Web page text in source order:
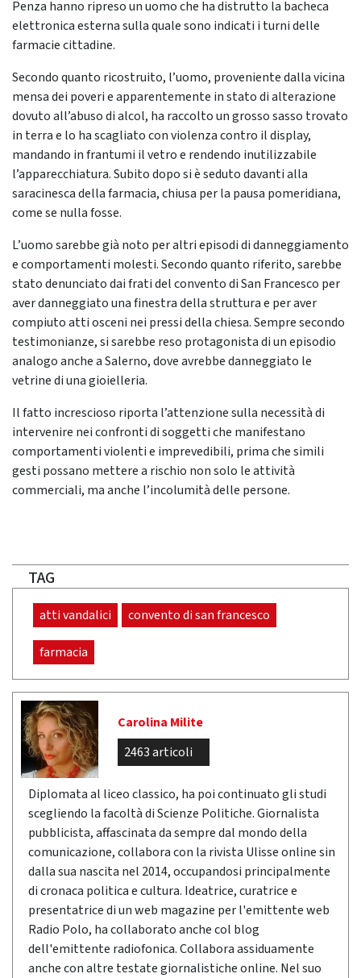
Penza hanno ripreso un uomo che ha distrutto la bacheca
elettronica esterna sulla quale sono indicati i turni delle
farmacie cittadine.
Secondo quanto ricostruito, l’uomo, proveniente dalla vicina
mensa dei poveri e apparentemente in stato di alterazione
dovuto all’abuso di alcol, ha raccolto un grosso sasso trovato
in terra e lo ha scagliato con violenza contro il display,
mandando in frantumi il vetro e rendendo inutilizzabile
l’apparecchiatura. Subito dopo si è seduto davanti alla
saracinesca della farmacia, chiusa per la pausa pomeridiana,
come se nulla fosse.
L’uomo sarebbe già noto per altri episodi di danneggiamento
e comportamenti molesti. Secondo quanto riferito, sarebbe
stato denunciato dai frati del convento di San Francesco per
aver danneggiato una finestra della struttura e per aver
compiuto atti osceni nei pressi della chiesa. Sempre secondo
testimonianze, si sarebbe reso protagonista di un episodio
analogo anche a Salerno, dove avrebbe danneggiato le
vetrine di una gioielleria.
Il fatto increscioso riporta l’attenzione sulla necessità di
intervenire nei confronti di soggetti che manifestano
comportamenti violenti e imprevedibili, prima che simili
gesti possano mettere a rischio non solo le attività
commerciali, ma anche l’incolumità delle persone.
TAG
atti vandalici convento di san francesco
farmacia
Carolina Milite
2463 articoli
Diplomata al liceo classico, ha poi continuato gli studi
scegliendo la facoltà di Scienze Politiche. Giornalista
pubblicista, affascinata da sempre dal mondo della
comunicazione, collabora con la rivista Ulisse online sin
dalla sua nascita nel 2014, occupandosi principalmente
di cronaca politica e cultura. Ideatrice, curatrice e
presentatrice di un web magazine per l'emittente web
Radio Polo, ha collaborato anche col blog
dell'emittente radiofonica. Collabora assiduamente
anche con altre testate giornalistiche online. Nel suo